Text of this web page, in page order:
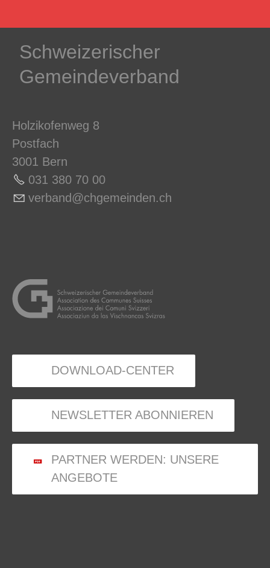
Schweizerischer
Gemeindeverband
Holzikofenweg 8
Postfach
3001 Bern
031 380 70 00
v rb nd chg m nd n ch
DOWNLOAD-CENTER
NEWSLETTER ABONNIEREN
PARTNER WERDEN: UNSERE
ANGEBOTE